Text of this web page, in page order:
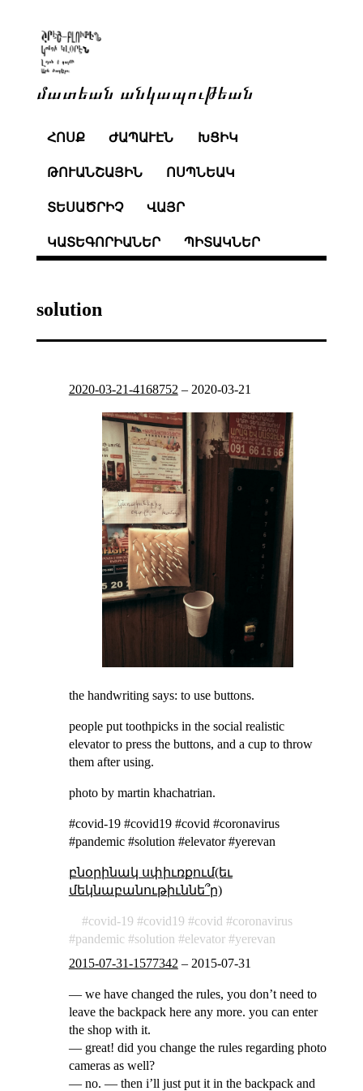
մատեան անկապութեան
ՀՈՍՔ ԺԱՊԱՒԷՆ ԽՑԻԿ
ԹՈՒԱՆՇԱՅԻՆ ՈՍՊՆԵԱԿ
ՏԵՍԱԾՐԻՉ ՎԱՅՐ
ԿԱՏԵԳՈՐԻԱՆԵՐ ՊԻՏԱԿՆԵՐ
solution
2020-03-21-4168752 – 2020-03-21
the handwriting says: to use buttons.
people put toothpicks in the social realistic
elevator to press the buttons, and a cup to throw
them after using.
photo by martin khachatrian.
#covid-19 #covid19 #covid #coronavirus
#pandemic #solution #elevator #yerevan
բնօրինակ սփիւռքում(եւ
մեկնաբանութիւննե՞ր)
covid-19 covid19 covid
coronavirus
pandemic
solution elevator
yerevan
2015-07-31-1577342 – 2015-07-31
— we have changed the rules, you don’t need to
leave the backpack here any more. you can enter
the shop with it.
— great! did you change the rules regarding photo
cameras as well?
— no. — then i’ll just put it in the backpack and